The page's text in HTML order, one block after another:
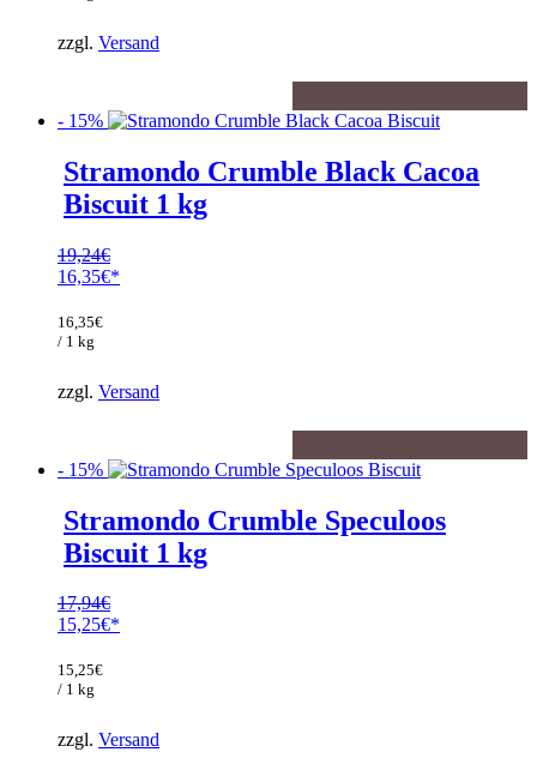
zzgl. Versand
- 15%
Stramondo Crumble Black Cacoa
Biscuit 1 kg
19,24€
Ursprünglicher
war:
19,24€
16,35€
Preis
ist:
16,35€
/ 1 kg
zzgl. Versand
- 15%
Stramondo Crumble Speculoos
Biscuit 1 kg
17,94€
Ursprünglicher
war:
17,94€
15,25€
Preis
ist:
15,25€
/ 1 kg
zzgl. Versand